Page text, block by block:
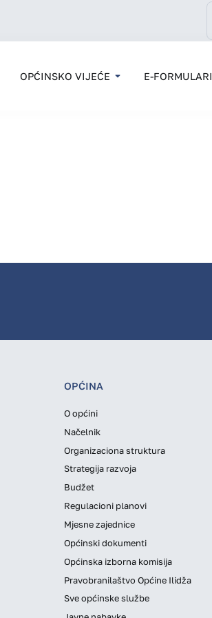
OPĆINSKO VIJEĆE E-FORMULARI
OPĆINA
O općini
Načelnik
Organizaciona struktura
Strategija razvoja
Budžet
Regulacioni planovi
Mjesne zajednice
Općinski dokumenti
Općinska izborna komisija
Pravobranilaštvo Općine Ilidža
Sve općinske službe